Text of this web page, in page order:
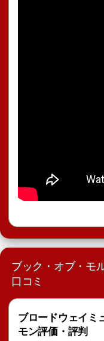
ブック・オブ・モ
口コミ
ブロードウェイミ
モン評価・評判